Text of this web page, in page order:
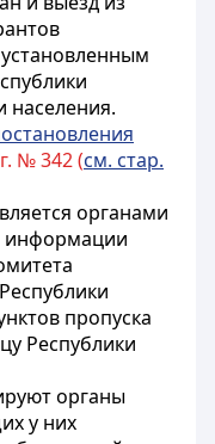
населения.
№ 342 (см. стар.
органами
информации
пропуска
Республики
органы
у них